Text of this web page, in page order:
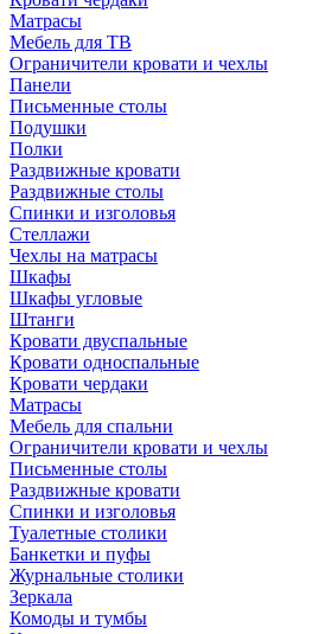
Матрасы
Мебель для ТВ
Ограничители кровати и чехлы
Панели
Письменные столы
Подушки
Полки
Раздвижные кровати
Раздвижные столы
Спинки и изголовья
Стеллажи
Чехлы на матрасы
Шкафы
Шкафы угловые
Штанги
Кровати двуспальные
Кровати односпальные
Кровати чердаки
Матрасы
Мебель для спальни
Ограничители кровати и чехлы
Письменные столы
Раздвижные кровати
Спинки и изголовья
Туалетные столики
Банкетки и пуфы
Журнальные столики
Зеркала
Комоды и тумбы